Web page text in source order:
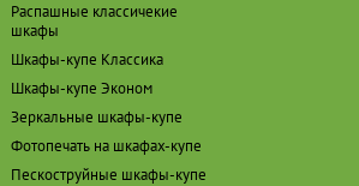
Распашные классичекие
шкафы
Шкафы-купе Классика
Шкафы-купе Эконом
Зеркальные шкафы-купе
Фотопечать на шкафах-купе
Пескоструйные шкафы-купе